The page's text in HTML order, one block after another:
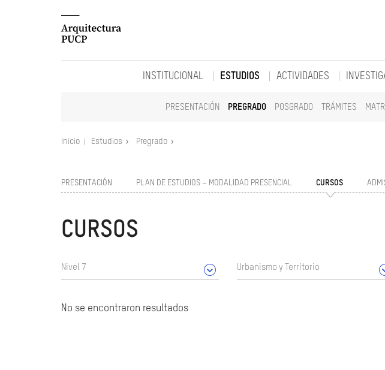
INSTITUCIONAL ESTUDIOS
PRESENTACIÓN PREGRADO POSGRADO TRÁMITES
ACTIVIDADES
Inicio Estudios Pregrado
PRESENTACIÓN PLAN DE ESTUDIOS – MODALIDAD PRESENCIAL CURSOS
CURSOS
Nivel 7 Urbanismo y Territorio
No se encontraron resultados